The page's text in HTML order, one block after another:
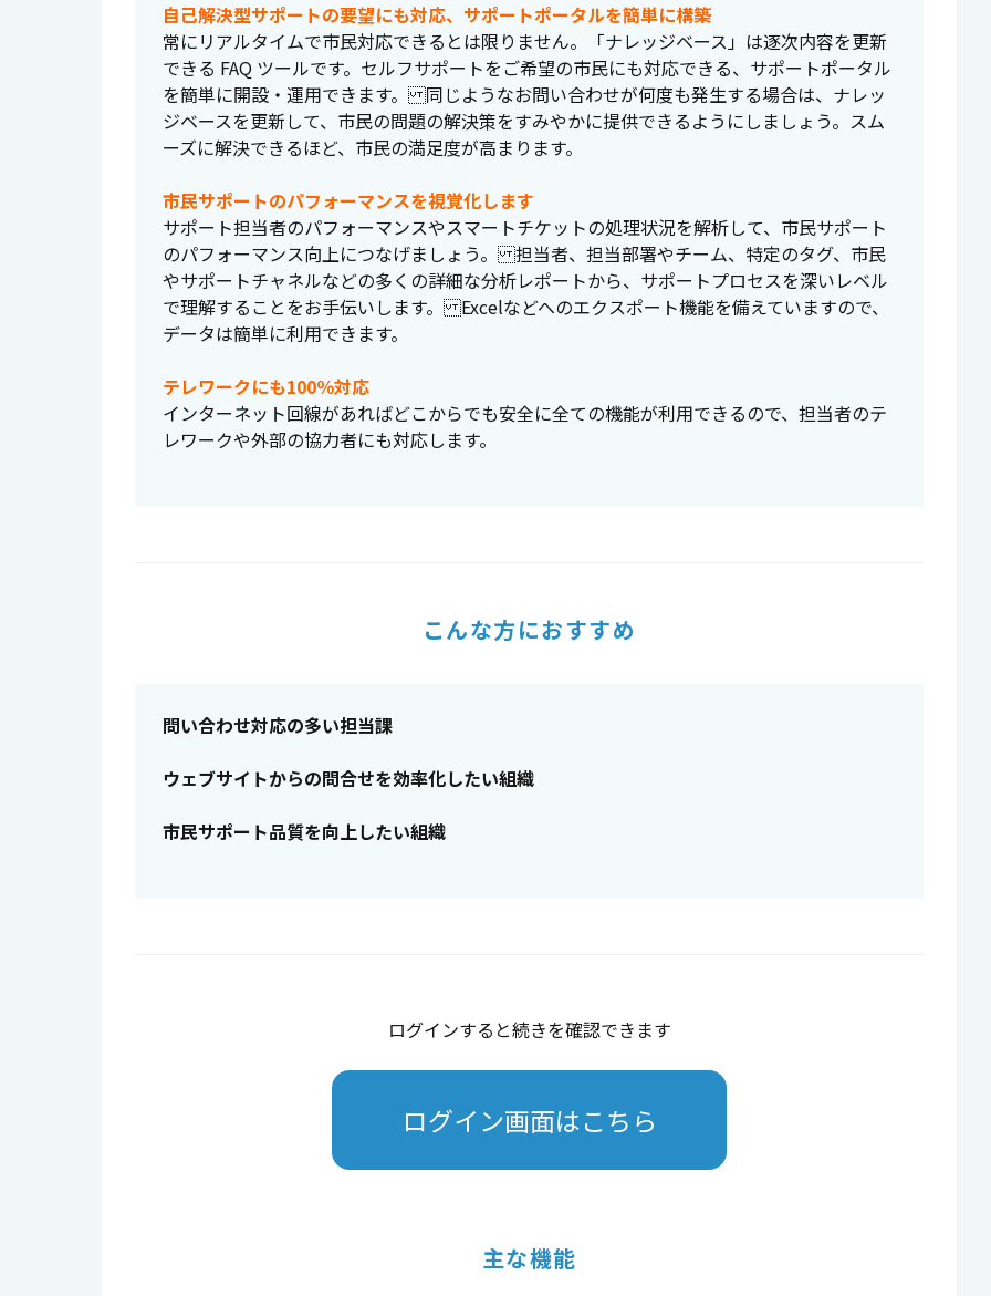
自己解決型サポートの要望にも対応、サポートポータルを簡単に構築
常にリアルタイムで市民対応できるとは限りません。「ナレッジベース」は逐次内容を更新
できる FAQ ツールです。セルフサポートをご希望の市民にも対応できる、サポートポータル
を簡単に開設・運用できます。 同じようなお問い合わせが何度も発生する場合は、ナレッ
ジベースを更新して、市民の問題の解決策をすみやかに提供できるようにしましょう。スム
ーズに解決できるほど、市民の満足度が高まります。
市民サポートのパフォーマンスを視覚化します
サポート担当者のパフォーマンスやスマートチケットの処理状況を解析して、市民サポート
のパフォーマンス向上につなげましょう。 担当者、担当部署やチーム、特定のタグ、市民
やサポートチャネルなどの多くの詳細な分析レポートから、サポートプロセスを深いレベル
で理解することをお手伝いします。 Excelなどへのエクスポート機能を備えていますので、
データは簡単に利用できます。
テレワークにも100％対応
インターネット回線があればどこからでも安全に全ての機能が利用できるので、担当者のテ
レワークや外部の協力者にも対応します。
こんな方におすすめ
問い合わせ対応の多い担当課
ウェブサイトからの問合せを効率化したい組織
市民サポート品質を向上したい組織
ログインすると続きを確認できます
ログイン画面はこちら
主な機能